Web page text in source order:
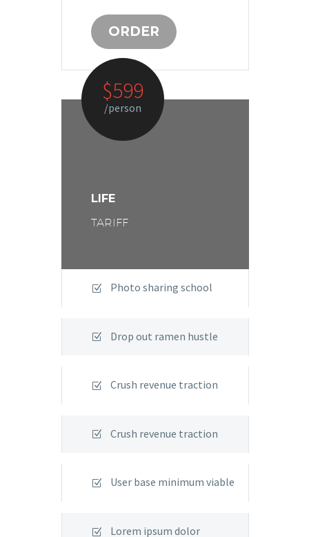
ORDER
LIFE
TARIFF
$599
/person
Photo sharing school
Drop out ramen hustle
Crush revenue traction
Crush revenue traction
User base minimum viable
Lorem ipsum dolor